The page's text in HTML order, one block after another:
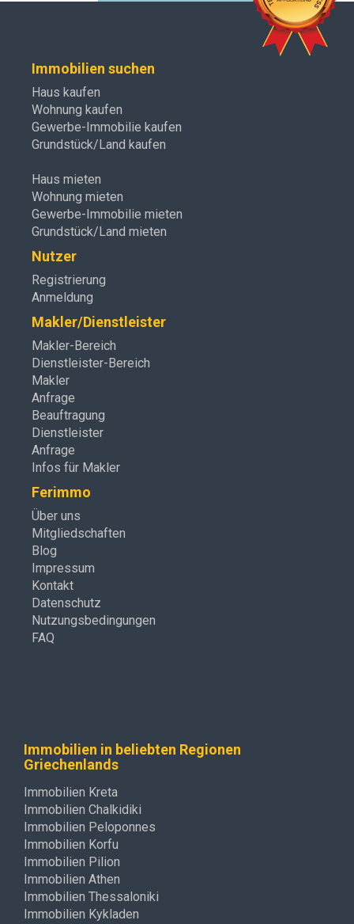
Immobilien suchen
Haus kaufen
Wohnung kaufen
Gewerbe-Immobilie kaufen
Grundstück/Land kaufen
Haus mieten
Wohnung mieten
Gewerbe-Immobilie mieten
Grundstück/Land mieten
Nutzer
Registrierung
Anmeldung
Makler/Dienstleister
Makler-Bereich
Dienstleister-Bereich
Makler
Anfrage
Beauftragung
Dienstleister
Anfrage
Infos für Makler
Ferimmo
Über uns
Mitgliedschaften
Blog
Impressum
Kontakt
Datenschutz
Nutzungsbedingungen
FAQ
Immobilien in beliebten Regionen
Griechenlands
Immobilien Kreta
Immobilien Chalkidiki
Immobilien Peloponnes
Immobilien Korfu
Immobilien Pilion
Immobilien Athen
Immobilien Thessaloniki
Immobilien Kykladen